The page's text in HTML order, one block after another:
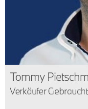
Tommy
Verkäufer